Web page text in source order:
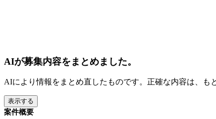
AIが募集内容をまとめました。
AIにより情報をまとめ直したものです。正確な内容は、も
表示する
案件概要